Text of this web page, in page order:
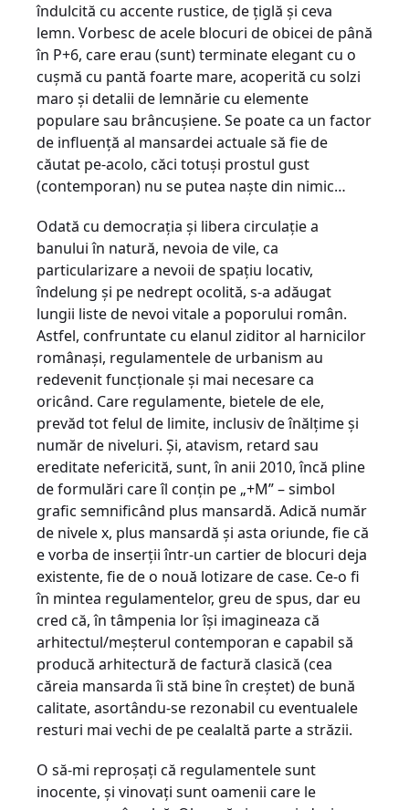
îndulcită cu accente rustice, de ţiglă şi ceva
lemn. Vorbesc de acele blocuri de obicei de până
în P+6, care erau (sunt) terminate elegant cu o
cuşmă cu pantă foarte mare, acoperită cu solzi
maro şi detalii de lemnărie cu elemente
populare sau brâncuşiene. Se poate ca un factor
de influenţă al mansardei actuale să fie de
căutat pe-acolo, căci totuşi prostul gust
(contemporan) nu se putea naşte din nimic…
Odată cu democraţia şi libera circulaţie a
banului în natură, nevoia de vile, ca
particularizare a nevoii de spaţiu locativ,
îndelung şi pe nedrept ocolită, s-a adăugat
lungii liste de nevoi vitale a poporului român.
Astfel, confruntate cu elanul ziditor al harnicilor
românaşi, regulamentele de urbanism au
redevenit funcţionale şi mai necesare ca
oricând. Care regulamente, bietele de ele,
prevăd tot felul de limite, inclusiv de înălţime şi
număr de niveluri. Şi, atavism, retard sau
ereditate nefericită, sunt, în anii 2010, încă pline
de formulări care îl conţin pe „+M” – simbol
grafic semnificând plus mansardă. Adică număr
de nivele x, plus mansardă şi asta oriunde, fie că
e vorba de inserţii într-un cartier de blocuri deja
existente, fie de o nouă lotizare de case. Ce-o fi
în mintea regulamentelor, greu de spus, dar eu
cred că, în tâmpenia lor îşi imagineaza că
arhitectul/meşterul contemporan e capabil să
producă arhitectură de factură clasică (cea
căreia mansarda îi stă bine în creştet) de bună
calitate, asortându-se rezonabil cu eventualele
resturi mai vechi de pe cealaltă parte a străzii.
O să-mi reproşaţi că regulamentele sunt
inocente, şi vinovaţi sunt oamenii care le